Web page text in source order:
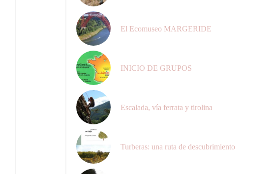
El Ecomuseo MARGERIDE
INICIO DE GRUPOS
Escalada, vía ferrata y tirolina
Turberas: una ruta de descubrimiento